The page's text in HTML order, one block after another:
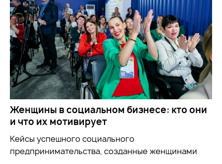
Женщины в социальном бизнесе: кто они
и что их мотивирует
Кейсы успешного социального
предпринимательства, созданные женщинами